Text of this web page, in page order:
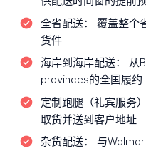
全省配送：
覆盖整个
货件
海岸到海岸配送：
从
provinces的全国履约
定制跑腿（礼宾服务）
取货并送到客户地址
杂货配送：
与